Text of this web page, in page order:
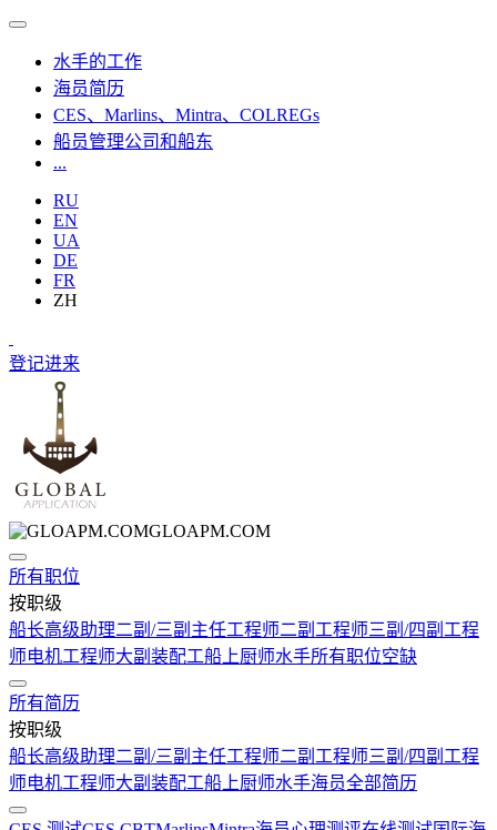
水手的工作
海员简历
CES、Marlins、Mintra、COLREGs
船员管理公司和船东
...
RU
EN
UA
DE
FR
ZH
登记进来
GLOAPM.COM
所有职位
按职级
船长高级助理二副/三副 主任工程师二副工程师三副/四副工程
师电机工程师大副 装配工船上厨师水手所有职位空缺
所有简历
按职级
船长高级助理二副/三副 主任工程师二副工程师三副/四副工程
师电机工程师大副 装配工船上厨师水手海员全部简历